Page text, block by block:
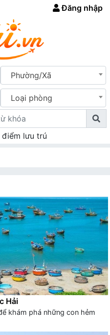
Đăng nhập
Phường/Xã
Loại phòng
điểm lưu trú
Hải
khám phá những con hẻm